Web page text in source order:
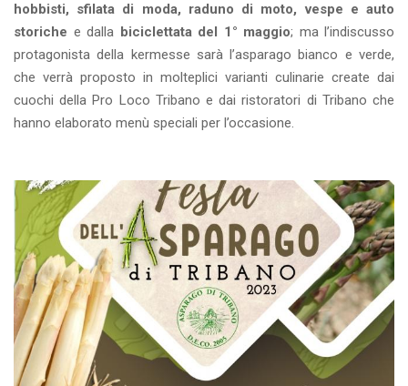
hobbisti, sfilata di moda, raduno di moto, vespe e auto
storiche e dalla biciclettata del 1° maggio; ma l’indiscusso
protagonista della kermesse sarà l’asparago bianco e verde,
che verrà proposto in molteplici varianti culinarie create dai
cuochi della Pro Loco Tribano e dai ristoratori di Tribano che
hanno elaborato menù speciali per l’occasione.